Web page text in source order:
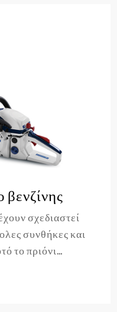
βενζίνης
σχεδιαστεί
συνθήκες και
το πριόνι